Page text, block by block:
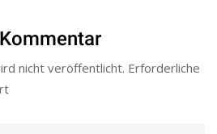
nicht veröffentlicht. Erforderliche